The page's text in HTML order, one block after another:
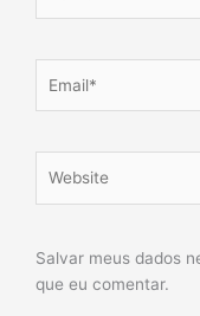
Salvar meus dados
que eu comentar.